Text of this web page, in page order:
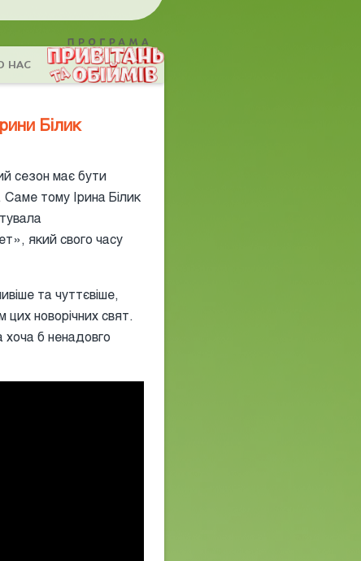
НАС
Білик
сезон має бути
Саме тому Ірина Білик
який свого часу
та чуттєвіше,
новорічних свят.
хоча б ненадовго